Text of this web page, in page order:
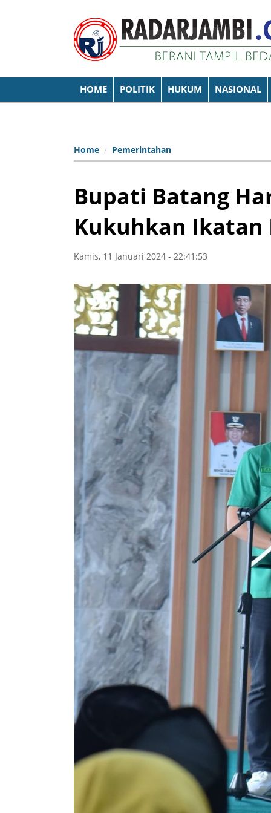
HOME POLITIK HUKUM NASIONAL
Home Pemerintahan
Bupati Batang
Kukuhkan Ikatan
Kamis, 11 Januari 2024 - 22:41:53